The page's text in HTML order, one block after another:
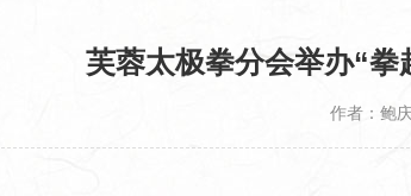
芙蓉太极拳分会举办“
作者：鲍